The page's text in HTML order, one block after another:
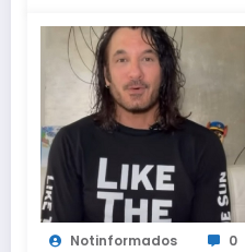
Notinformados 0